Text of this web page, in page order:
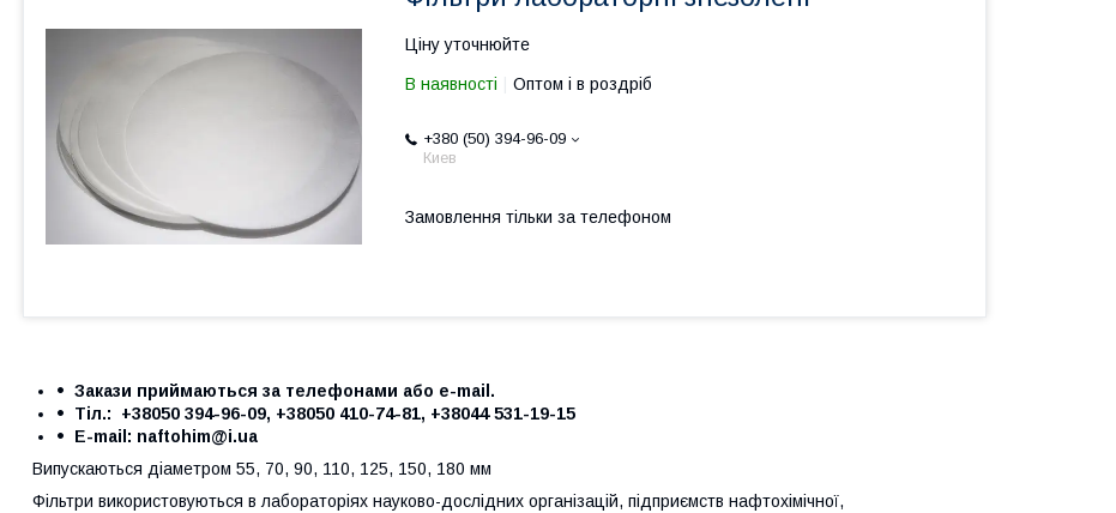
Ціну уточнюйте
В наявності Оптом і в роздріб
+380 (50) 394-96-09
Киев
Замовлення тільки за телефоном
Закази приймаються за телефонами або e-mail.
Тіл.: +38050 394-96-09, +38050 410-74-81, +38044 531-19-15
Е-mail: naftohim@i.ua
Випускаються діаметром 55, 70, 90, 110, 125, 150, 180 мм
Фільтри використовуються в лабораторіях науково-дослідних організацій, підприємств нафтохімічної,